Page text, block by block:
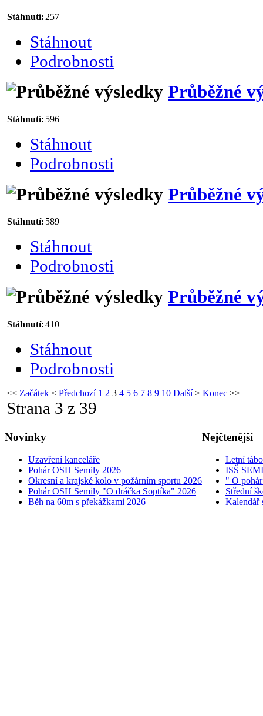
Stáhnutí: 257
Stáhnout
Podrobnosti
Průběžné
Stáhnutí: 596
Stáhnout
Podrobnosti
Průběžné
Stáhnutí: 589
Stáhnout
Podrobnosti
Průběžné
Stáhnutí:410
Stáhnout
Podrobnosti
<< Začátek < Předchozí 1 2 3 4 5 6 7 8 9 10 Další> Konec >>
Strana 3 z 39
Novinky
Uzavření kanceláře
Pohár OSH Semily 2026
Okresní a krajské kolo v požárním sportu 2026
Pohár OSH Semily "O dráčka Soptíka" 2026
Běh na 60m s překážkami 2026
Nejčtenější
Letní
ISŠ
" O
Střední
Kalendář